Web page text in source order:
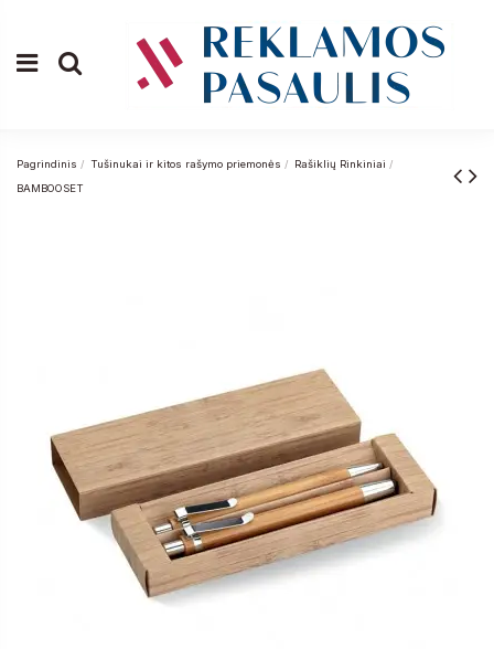
Pagrindinis Tušinukai ir kitos rašymo priemonės
Rašiklių Rinkiniai
BAMBOOSET